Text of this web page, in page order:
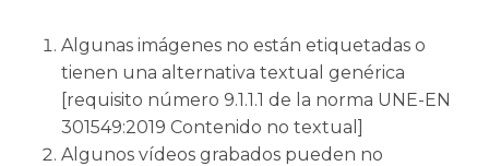
Algunas imágenes no están etiquetadas o
tienen una alternativa textual genérica
[requisito número 9.1.1.1 de la norma UNE-EN
301549:2019 Contenido no textual]
Algunos vídeos grabados pueden no